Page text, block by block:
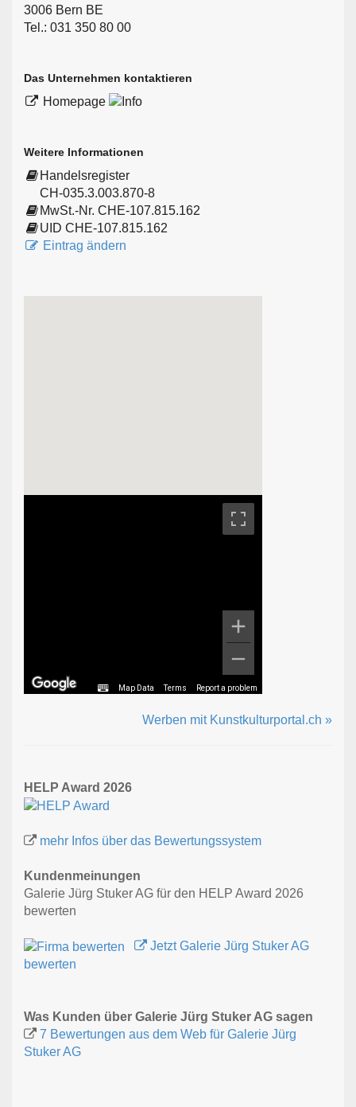
3006 Bern BE
Tel.: 031 350 80 00
Das Unternehmen kontaktieren
Homepage
Weitere Informationen
Handelsregister
CH-035.3.003.870-8
MwSt.-Nr. CHE-107.815.162
UID CHE-107.815.162
Eintrag ändern
Map Data Terms Report a problem
Werben mit Kunstkulturportal.ch »
HELP Award 2026
mehr Infos über das Bewertungssystem
Kundenmeinungen
Galerie Jürg Stuker AG für den HELP Award 2026
bewerten
Jetzt Galerie Jürg Stuker AG
bewerten
Was Kunden über Galerie Jürg Stuker AG sagen
7 Bewertungen aus dem Web für Galerie Jürg
Stuker AG